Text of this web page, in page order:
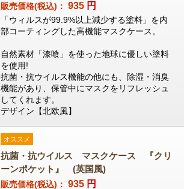
販売価格(税込)： 935 円
「ウィルスが99.9%以上減少する塗料」を内
部コーティングした高機能マスクケース。
自然素材「漆喰」を使った地球に優しい塗料
を使用!
抗菌・抗ウイルス機能の他にも、除湿・消臭
機能があり、保管中にマスクをリフレッシュ
してくれます。
デザイン【北欧風】
オススメ
抗菌・抗ウイルス マスクケース 『クリ
ーンポケット』 (英国風)
販売価格(税込)： 935 円